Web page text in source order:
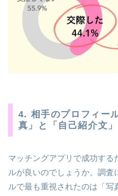
4. 相手のプロフィー
真」と「自己紹介文」
マッチングアプリで成功する
ルが良いのでしょうか。調
ルで最も重視されたのは「写